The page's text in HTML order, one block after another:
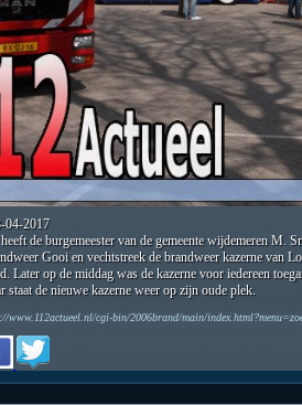
2017
de burgemeester van de gemeente wijdemeren M.
Gooi en vechtstreek de brandweer kazerne van
Later op de middag was de kazerne voor iedereen
staat de nieuwe kazerne weer op zijn oude plek.
www.112actueel.nl/cgi-bin/2006brand/main/